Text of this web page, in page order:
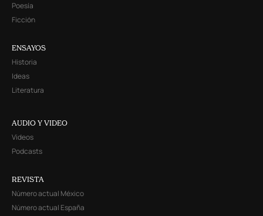
Poesía
Ficción
ENSAYOS
Historia
Ideas
Literatura
AUDIO Y VIDEO
Videos
Podcasts
REVISTA
Número actual México
Número actual España